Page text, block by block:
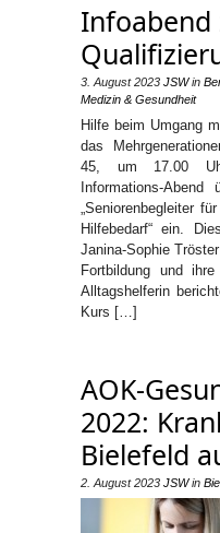
Infoabend
3. August 2023 JSWin
Medizin & Gesundheit
Hilfe beim Umgang
das
45, um 17.00
Informations-
„Seniorenbegleiter
Hilfebedarf“ ein.
Janina-Sophie
Fortbildung und
Alltagshelferin
Kurs […]
AOK-
2022:
Bielefeld
2. August 2023 JSWin